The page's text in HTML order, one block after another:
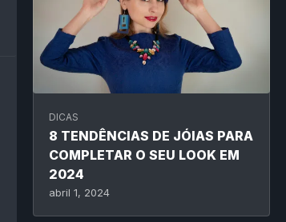
DICAS
8 TENDÊNCIAS DE JÓIAS PARA
COMPLETAR O SEU LOOK EM
2024
abril 1, 2024